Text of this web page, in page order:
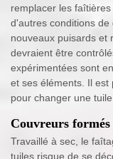
remplacer les
d'autres conditions
nouveaux puisards et
devraient être
expérimentées sont
et ses éléments. Il
pour changer une
Couvreurs formés
Travaillé à sec, le
tuiles risque de se